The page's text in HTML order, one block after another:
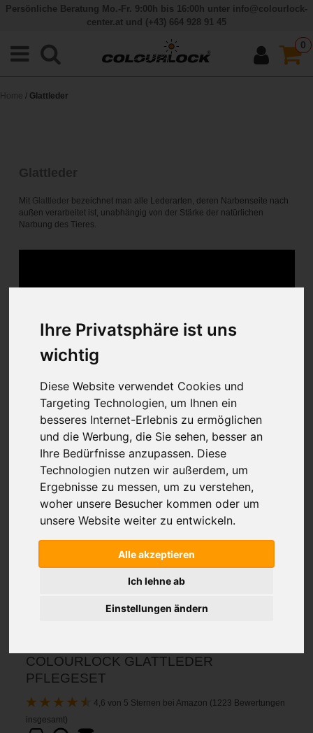
Ihre Privatsphäre ist uns
wichtig
Diese Website verwendet Cookies und
Targeting Technologien, um Ihnen ein
besseres Internet-Erlebnis zu ermöglichen
und die Werbung, die Sie sehen, besser an
Ihre Bedürfnisse anzupassen. Diese
Technologien nutzen wir außerdem, um
Ergebnisse zu messen, um zu verstehen,
woher unsere Besucher kommen oder um
unsere Website weiter zu entwickeln.
Alle akzeptieren
Ich lehne ab
Einstellungen ändern
Persönliche Beratung Mo.-Fr. 9:00h bis 16:00h unter info@colourlock-
center.at und (+43) 664 928 91 45
0
Home / Glattleder
Glattleder
Mit Glattlederbezeichnet man alle Lederarten, deren Narbenseite nach
außen verarbeitet ist, unabhängig von der Stärke der natürlichen
Narbung des Tieres.
Welche Art von Glattleder habe ich?
Der Wassertropfentest gibt Aufschluss.
Darstellung als: Liste Gitter Sortieren nach
Zeige pro Seite
COLOURLOCK GLATTLEDER
PFLEGESET
4,6 von 5 Sternen bei Amazon (1223 Bewertungen
insgesamt)